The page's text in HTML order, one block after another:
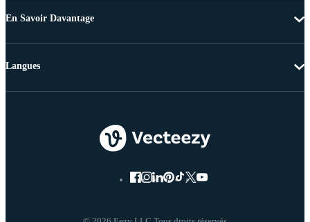
En Savoir Davantage
Langues